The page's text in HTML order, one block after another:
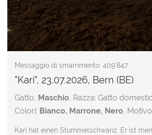
Messaggio di smarrimento: 409'847
"Kari", 23.07.2026, Bern (BE)
Gatto, Maschio, Razza: Gatto
Colori: Bianco, Marrone, Nero,
Kari hat einen Stummelschwanz. Er ist